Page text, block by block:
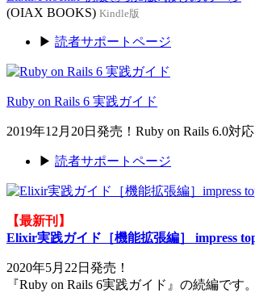
(OIAX BOOKS) Kindle版
▶ 読者サポートページ
Ruby on Rails 6 実践ガイド
2019年12月20日発売！Ruby on Rails 6.0対応
▶ 読者サポートページ
【最新刊】
Elixir実践ガイド［機能拡張編］ impress
2020年5月22日発売！
『Ruby on Rails 6実践ガイド』の続編です。